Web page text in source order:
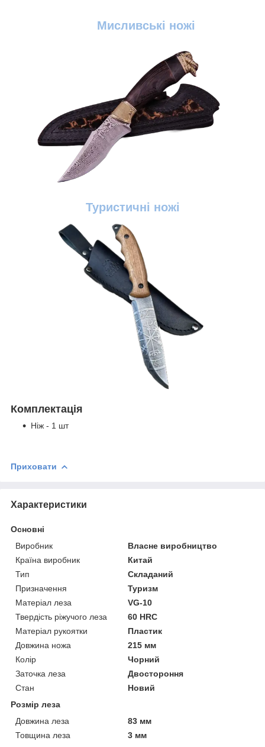
Мисливські ножі
Туристичні ножі
Комплектація
Ніж - 1 шт
Приховати
Характеристики
Основні
Виробник
Власне виробництво
Країна виробник
Китай
Тип
Складаний
Призначення
Туризм
Матеріал леза
VG-10
Твердість ріжучого леза
60 HRC
Матеріал рукоятки
Пластик
Довжина ножа
215 мм
Колір
Чорний
Заточка леза
Двостороння
Стан
Новий
Розмір леза
Довжина леза
83 мм
Товщина леза
3 мм